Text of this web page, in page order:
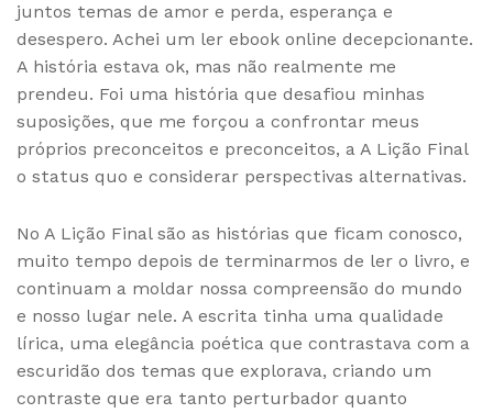
juntos temas de amor e perda, esperança e
desespero. Achei um ler ebook online decepcionante.
A história estava ok, mas não realmente me
prendeu. Foi uma história que desafiou minhas
suposições, que me forçou a confrontar meus
próprios preconceitos e preconceitos, a A Lição Final
o status quo e considerar perspectivas alternativas.
No A Lição Final são as histórias que ficam conosco,
muito tempo depois de terminarmos de ler o livro, e
continuam a moldar nossa compreensão do mundo
e nosso lugar nele. A escrita tinha uma qualidade
lírica, uma elegância poética que contrastava com a
escuridão dos temas que explorava, criando um
contraste que era tanto perturbador quanto